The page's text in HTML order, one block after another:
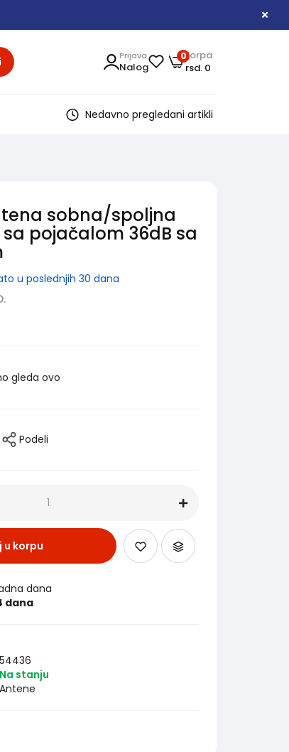
Korpa
rsd. 0
0
Prijava
Nalog
Nedavno pregledani artikli
sobna/spoljna
sa pojačalom 36dB sa
u poslednjih 30 dana
gleda ovo
Podeli
u korpu
dana
dana
54436
Na stanju
Antene